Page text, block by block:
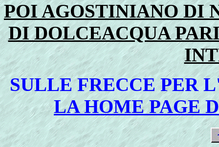
POI AGOSTINIANO DI
DI DOLCEACQUA
SULLE FRECCE PER
LA HOME PAGE